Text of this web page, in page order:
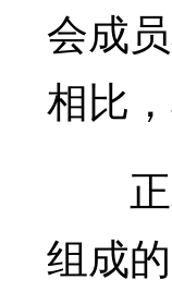
会成
相比
正
组成